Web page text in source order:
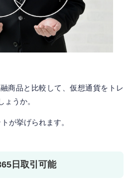
商品と比較して、仮想通貨をトレ
ょうか。
が挙げられます。
日取引可能